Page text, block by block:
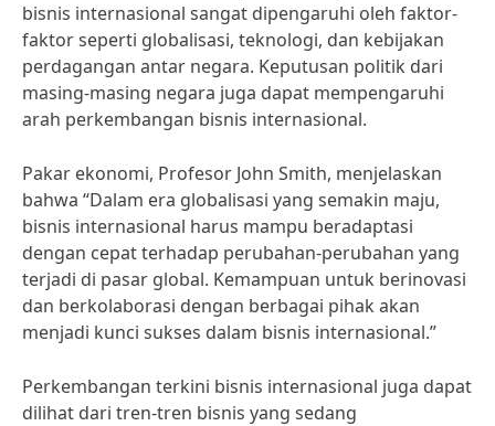
bisnis internasional sangat dipengaruhi oleh faktor-
faktor seperti globalisasi, teknologi, dan kebijakan
perdagangan antar negara. Keputusan politik dari
masing-masing negara juga dapat mempengaruhi
arah perkembangan bisnis internasional.
Pakar ekonomi, Profesor John Smith, menjelaskan
bahwa “Dalam era globalisasi yang semakin maju,
bisnis internasional harus mampu beradaptasi
dengan cepat terhadap perubahan-perubahan yang
terjadi di pasar global. Kemampuan untuk berinovasi
dan berkolaborasi dengan berbagai pihak akan
menjadi kunci sukses dalam bisnis internasional.”
Perkembangan terkini bisnis internasional juga dapat
dilihat dari tren-tren bisnis yang sedang